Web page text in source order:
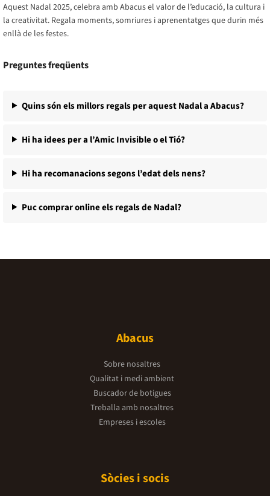
Aquest Nadal 2025, celebra amb Abacus el valor de l’educació, la cultura i
la creativitat. Regala moments, somriures i aprenentatges que durin més
enllà de les festes.
Preguntes freqüents
Quins són els millors regals per aquest Nadal a Abacus?
Hi ha idees per a l’Amic Invisible o el Tió?
Hi ha recomanacions segons l’edat dels nens?
Puc comprar online els regals de Nadal?
Abacus
Sobre nosaltres
Qualitat i medi ambient
Buscador de botigues
Treballa amb nosaltres
Empreses i escoles
Sòcies i socis